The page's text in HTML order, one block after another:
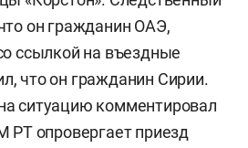
он гражданин ОАЭ,
ссылкой на въездные
что он гражданин Сирии.
ситуацию комментировал
РТ опровергает приезд